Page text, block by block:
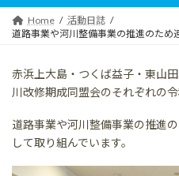
Home
活動日誌
道路事業や河川整備事業の推進のため
赤浜上大島・つくば益子・東山
川改修期成同盟会のそれぞれの
道路事業や河川整備事業の推進
して取り組んでいます。